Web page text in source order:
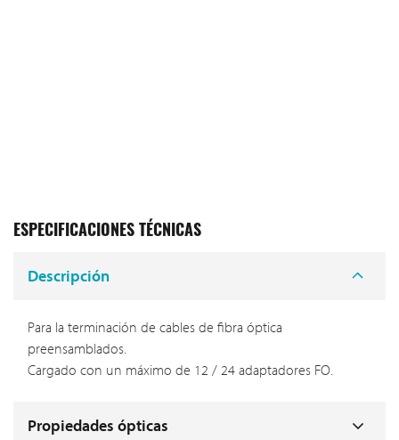
ESPECIFICACIONES TÉCNICAS
Descripción
Para la terminación de cables de fibra óptica
preensamblados.
Cargado con un máximo de 12 / 24 adaptadores FO.
Propiedades ópticas